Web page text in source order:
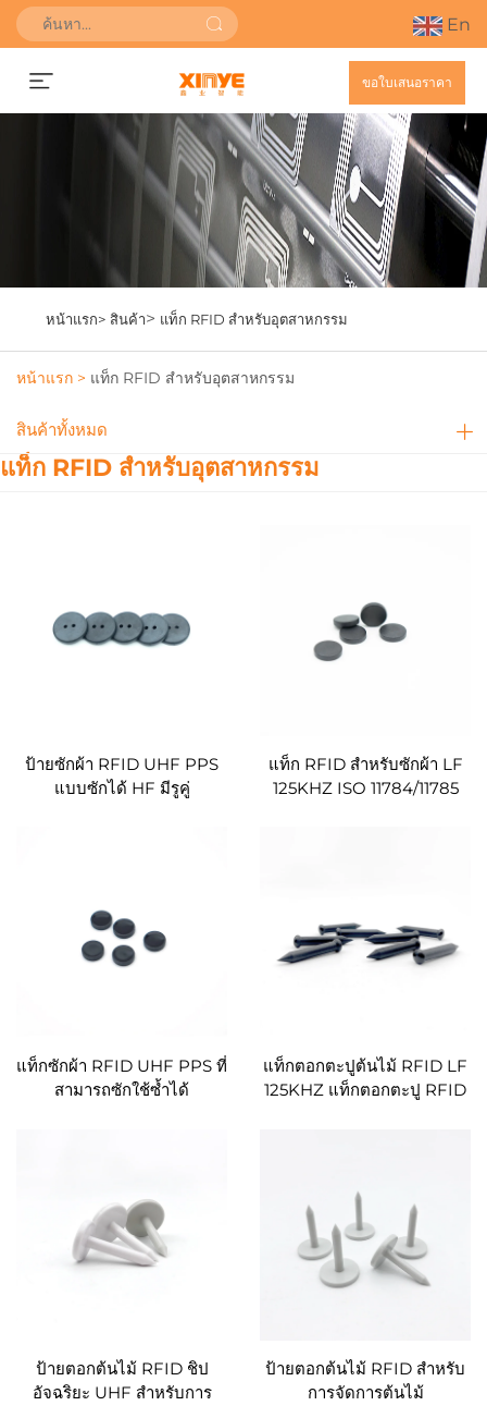
En
ขอใบเสนอราคา
หน้าแรก> สินค้า> แท็ก RFID สำหรับอุตสาหกรรม
หน้าแรก > แท็ก RFID สำหรับอุตสาหกรรม
สินค้าทั้งหมด
แท็ก RFID สำหรับอุตสาหกรรม
ป้ายซักผ้า RFID UHF PPS
แบบซักได้ HF มีรูคู่
แท็ก RFID สำหรับซักผ้า LF
125KHZ ISO 11784/11785
แท็กซักผ้า RFID UHF PPS ที่
สามารถซักใช้ซ้ำได้
แท็กตอกตะปูต้นไม้ RFID LF
125KHZ แท็กตอกตะปู RFID
ป้ายตอกต้นไม้ RFID ชิป
อัจฉริยะ UHF สำหรับการ
ป้ายตอกต้นไม้ RFID สำหรับ
การจัดการต้นไม้